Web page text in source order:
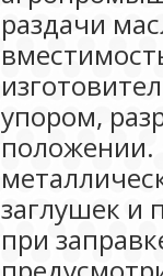
раздачи
упором,
положении.
заглушек и
при